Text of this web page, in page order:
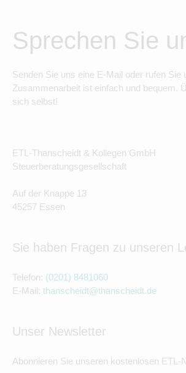
Sprechen Sie
Senden Sie uns eine E-Mail oder rufen Sie
Zusammenarbeit ist einfach und bequem.
sich selbst!
ETL-Thanscheidt & Kollegen GmbH
Steuerberatungsgesellschaft
Auf der Knappe 13
45257 Essen
Sie haben Fragen zu unseren
Telefon: (0201) 8481060
E-Mail: thanscheidt@thanscheidt.de
Unser Newsletter
Abonnieren Sie unseren kostenlosen ETL-